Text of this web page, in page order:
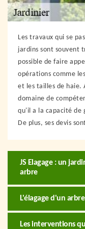
Les travaux qui se
jardins sont souvent
possible de faire
opérations comme
et les tailles de haie.
domaine de
qu'il a la capacité de
De plus, ses devis
JS Elagage : un
arbre
L'élagage d'un
Les interventions